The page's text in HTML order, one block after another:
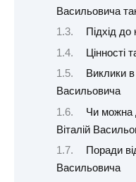
Васильовича
Підхід до
Цінності
Виклики в
Васильовича
Чи можна
Віталій
Поради
Васильовича